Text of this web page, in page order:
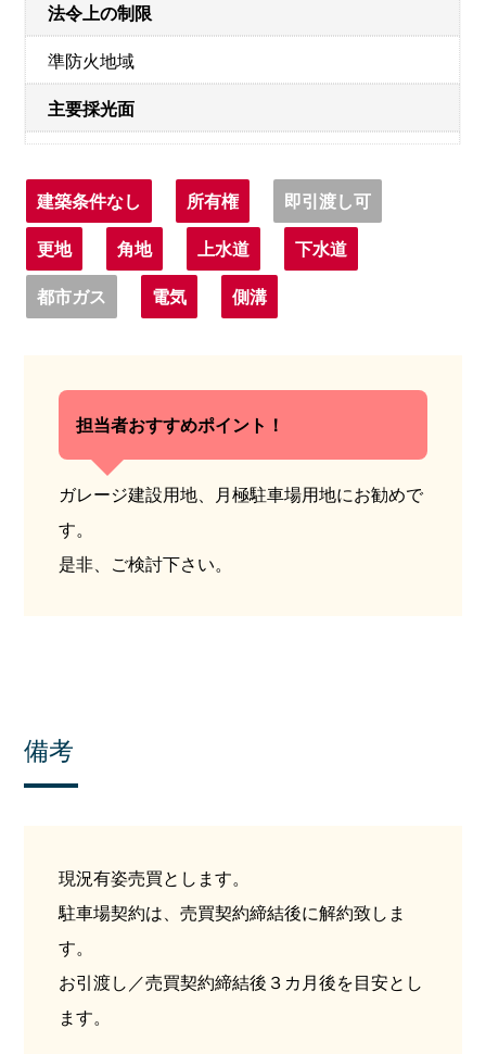
法令上の制限
準防火地域
主要採光面
建築条件なし 所有権 即引渡し可
更地 角地 上水道 下水道
都市ガス 電気 側溝
担当者おすすめポイント！
ガレージ建設用地、月極駐車場用地にお勧めで
す。
是非、ご検討下さい。
備考
現況有姿売買とします。
駐車場契約は、売買契約締結後に解約致しま
す。
お引渡し／売買契約締結後３カ月後を目安とし
ます。